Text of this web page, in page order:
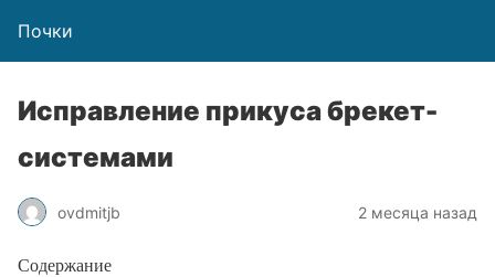
Почки
Исправление прикуса брекет-
системами
ovdmitjb 2 месяца назад
Содержание